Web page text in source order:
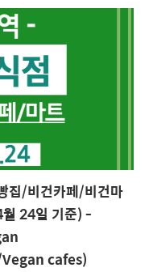
집/비건카페/비건마
24일 기준) -
cafes)